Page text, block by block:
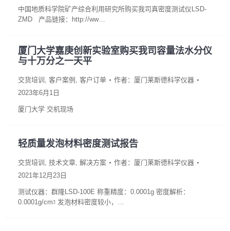
中国地质科学院矿产综合利用研究所购买我司真密度测试仪LSD-
ZMD 产品链接：http://ww…
厦门大学嘉庚创新实验室购买我司容量法水分仪
与十万分之一天平
交货培训 , 客户案例 , 客户订单 作者： 厦门莱斯德科学仪器
2023年6月1日
厦门大学 交机现场
轻质量发泡材料密度测试报告
交货培训 , 技术文章, 解决方案 作者： 厦门莱斯德科学仪器
2021年12月23日
测试仪器：群隆LSD-100E 称重精度：0.0001g 密度解析：
0.0001g/cmᶾ 发泡材料密度较小，…